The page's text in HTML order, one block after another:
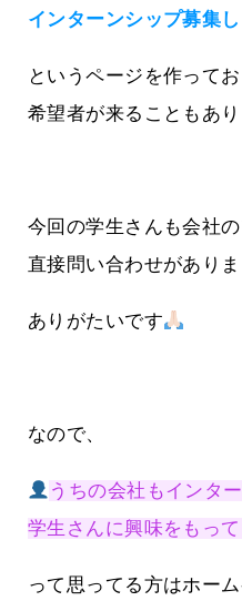
インターンシップ募集
というページを作って
希望者が来ることもあり
今回の学生さんも会社
直接問い合わせがありま
ありがたいです
なので、
うちの会社もインタ
学生さんに興味をもっ
って思ってる方はホー